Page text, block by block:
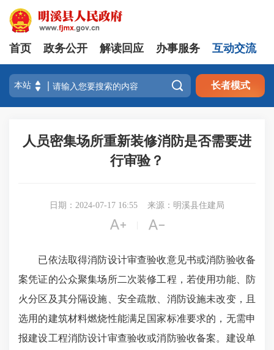
首页 政务公开 解读回应 办事服务 互动交流
 长者模式
人员密集场所重新装修消防是否需要进
行审验？
日期：2024-07-17 16:55 来源：明溪县住建局
 
已依法取得消防设计审查验收意见书或消防验收备
案凭证的公众聚集场所二次装修工程，若使用功能、防
火分区及其分隔设施、安全疏散、消防设施未改变，且
选用的建筑材料燃烧性能满足国家标准要求的，无需申
报建设工程消防设计审查验收或消防验收备案。建设单